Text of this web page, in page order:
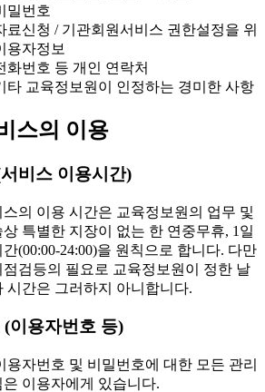
번호
신청 / 기관회원서비스 권한설정을 위
용자정보
번호 등 개인 연락처
교육정보원이 인정하는 경미한 사항
스의 이용
비스 이용시간)
스의 이용 시간은 교육정보원의 업무 및
상 특별한 지장이 없는 한 연중무휴, 1일
간(00:00-24:00)을 원칙으로 합니다. 다만
점검등의 필요로 교육정보원이 정한 날
시간은 그러하지 아니합니다.
(이용자번호 등)
자번호 및 비밀번호에 대한 모든 관리
은 이용자에게 있습니다.